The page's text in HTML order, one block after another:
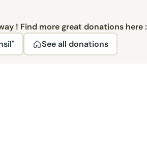
! Find more great donations here :
See all donations